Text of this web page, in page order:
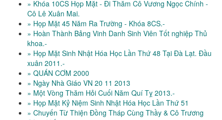
» Khóa 10CS Họp Mặt - Đi Thăm Cô Vương Ngọc Chính -
Cô Lê Xuân Mai.
» Họp Mặt 45 Năm Ra Trường - Khóa 8CS.-
» Hoàn Thành Bảng Vinh Danh Sinh Viên Tốt nghiệp Thủ
khoa.-
» Họp Mặt Sinh Nhật Hóa Học Lần Thứ 48 Tại Đà Lạt. Đầu
xuân 2011.-
» QUÁN CƠM 2000
» Ngày Nhà Giáo VN 20 11 2013
» Một Vòng Thăm Hỏi Cuối Năm Quí Tỵ 2013.-
» Họp Mặt Kỷ Niệm Sinh Nhật Hóa Học Lần Thứ 51
» Chuyến Từ Thiện Đồng Tháp Cùng Thầy & Cô Trương